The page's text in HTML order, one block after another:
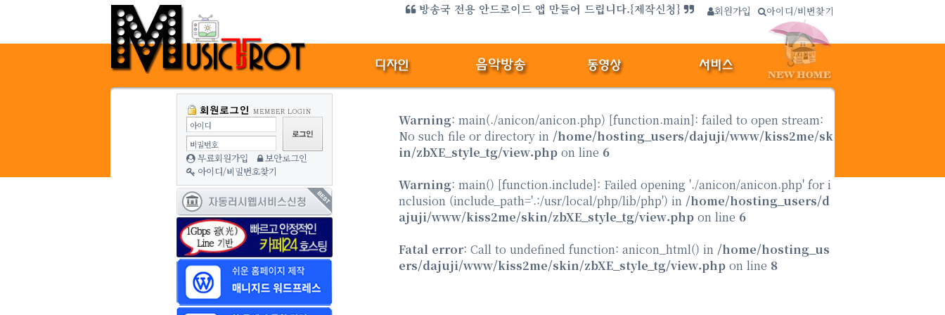
회원가입 아이디/비번찾기
미디어 엔터 전용 홈페이지 만들어 드립니다.{샘플사이트보기}
아이디
비밀번호
무료회원가입
보안로그인
아이디/비밀번호찾기
Warning: main(./anicon/anicon.php) [function.main]: failed to open stream:
No such file or directory in /home/hosting_users/dajuji/www/kiss2me/sk
in/zbXE_style_tg/view.php on line 6
Warning: main() [function.include]: Failed opening './anicon/anicon.php' for i
nclusion (include_path='.:/usr/local/php/lib/php') in /home/hosting_users/d
ajuji/www/kiss2me/skin/zbXE_style_tg/view.php on line 6
Fatal error: Call to undefined function: anicon_html() in /home/hosting_us
ers/dajuji/www/kiss2me/skin/zbXE_style_tg/view.php on line 8